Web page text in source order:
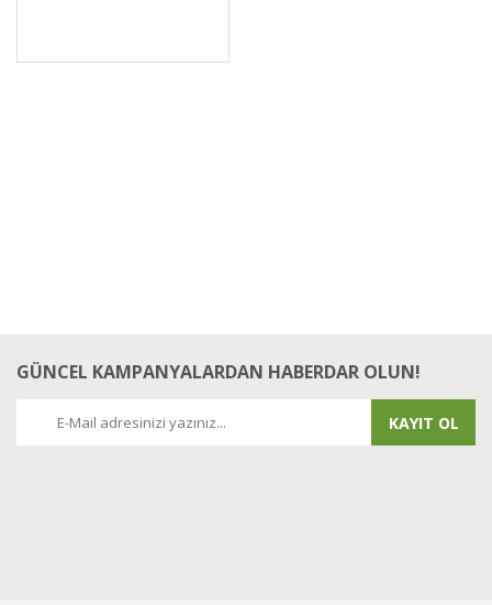
GÜNCEL KAMPANYALARDAN HABERDAR OLUN!
KAYIT OL